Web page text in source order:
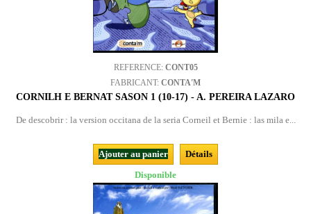
REFERENCE: CONT05
FABRICANT: CONTA'M
CORNILH E BERNAT SASON 1 (10-17) - A. PEREIRA LAZARO
De descobrir : la version occitana de la seria Corneil et Bernie : las mila e...
Ajouter au panier
Détails
Disponible